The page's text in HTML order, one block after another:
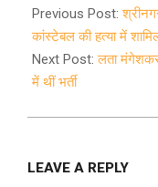
02-
06
Previous Post:
कांस्टेबल की हत्या में
Next Post:लता
में थीं भर्ती
LEAVE A REPLY